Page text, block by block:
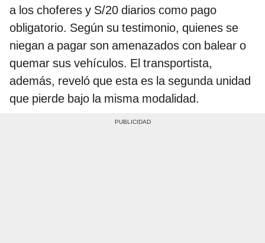
a los choferes y S/20 diarios como pago
obligatorio. Según su testimonio, quienes se
niegan a pagar son amenazados con balear o
quemar sus vehículos. El transportista,
además, reveló que esta es la segunda unidad
que pierde bajo la misma modalidad.